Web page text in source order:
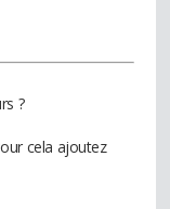
?
cela ajoutez